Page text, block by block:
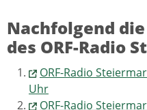
Nachfolgend
des ORF-Radio
ORF-Radio
Uhr
ORF-Radio